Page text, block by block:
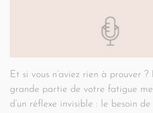
Et si vous n’aviez rien à prouver ?
grande partie de votre fatigue
d’un réflexe invisible : le besoin